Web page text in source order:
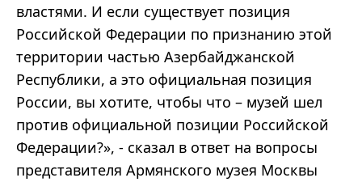
властями. И если существует позиция
Российской Федерации по признанию этой
территории частью Азербайджанской
Республики, а это официальная позиция
России, вы хотите, чтобы что – музей шел
против официальной позиции Российской
Федерации?», - сказал в ответ на вопросы
представителя Армянского музея Москвы